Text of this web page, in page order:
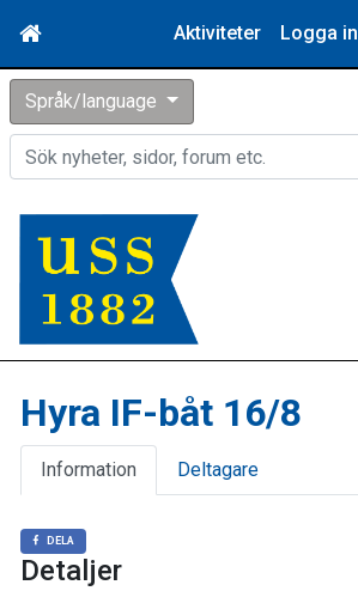
Aktiviteter Logga in
Språk/language
Hyra IF-båt 16/8
Information Deltagare
DELA
Detaljer